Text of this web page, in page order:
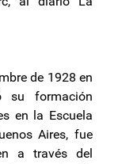
de 1928 en
su formación
en la Escuela
Aires, fue
a través del